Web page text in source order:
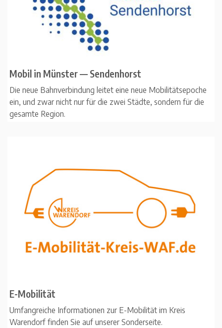
Mobil in Münster — Sendenhorst
Die neue Bahnverbindung leitet eine neue Mobilitätsepoche
ein, und zwar nicht nur für die zwei Städte, sondern für die
gesamte Region.
E-Mobilität
Umfangreiche Informationen zur E-Mobilität im Kreis
Warendorf finden Sie auf unserer Sonderseite.